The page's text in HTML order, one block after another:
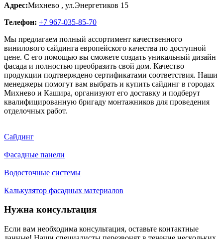
Адрес:Михнево , ул.Энергетиков 15
Телефон: +7 967-035-85-70
Мы предлагаем полный ассортимент качественного
винилового сайдинга европейского качества по доступной
цене. С его помощью вы сможете создать уникальный дизайн
фасада и полностью преобразить свой дом. Качество
продукции подтверждено сертификатами соответствия. Наши
менеджеры помогут вам выбрать и купить сайдинг в городах
Михнево и Кашира, организуют его доставку и подберут
квалифицированную бригаду монтажников для проведения
отделочных работ.
Сайдинг
Фасадные панели
Водосточные системы
Калькулятор фасадных материалов
Нужна консультация
Если вам необходима консультация, оставьте контактные